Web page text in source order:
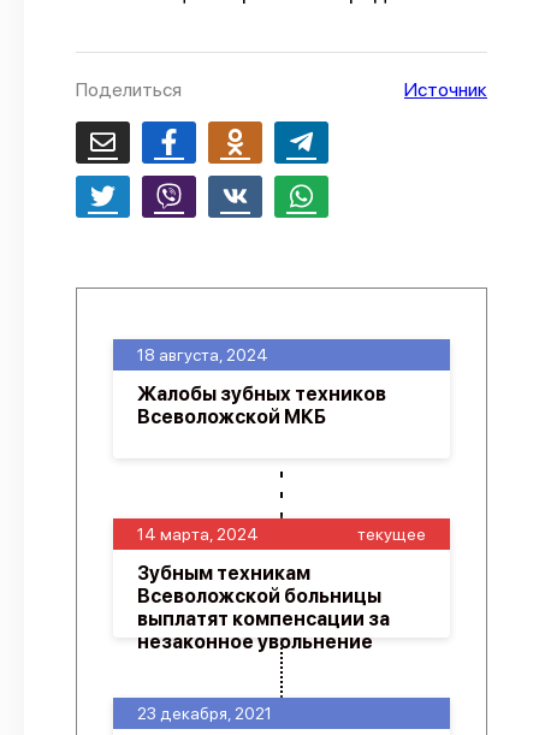
Поделиться Источник
23 декабря, 2021
14 марта, 2024 текущее
Зубным техникам
Всеволожской больницы
выплатят компенсации за
незаконное увольнение
18 августа, 2024
Жалобы зубных техников
Всеволожской МКБ